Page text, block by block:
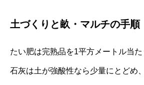
土づくりと畝・マルチの手順
たい肥は完熟品を1平方メートル当
石灰は土が強酸性なら少量にとどめ